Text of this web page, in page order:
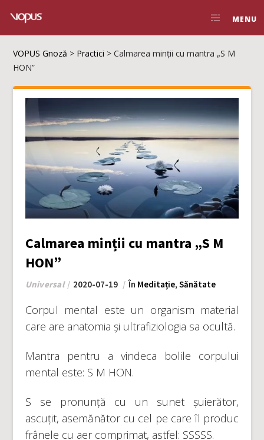
MENU
VOPUS Gnoză > Practici >Calmarea minții cu mantra „S M
HON”
Calmarea minții cu mantra „S M
HON”
Universal 2020-07-19 În Meditație, Sănătate
Corpul mental este un organism material
care are anatomia și ultrafiziologia sa ocultă.
Mantra pentru a vindeca bolile corpului
mental este: S M HON.
S se pronunță cu un sunet șuierător,
ascuțit, asemănător cu cel pe care îl produc
frânele cu aer comprimat, astfel: SSSSS.